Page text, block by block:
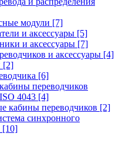
модули [7]
и аксессуары [5]
и аксессуары [7]
и аксессуары [4]
[2]
[6]
переводчиков
4043 [4]
кабины переводчиков [2]
синхронного
[10]